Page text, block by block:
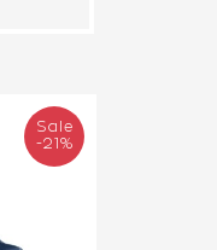
Sale
-21%